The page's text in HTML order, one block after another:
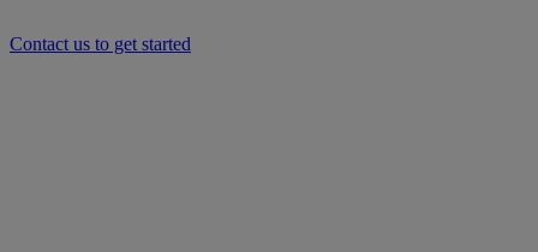
Contact us to get started